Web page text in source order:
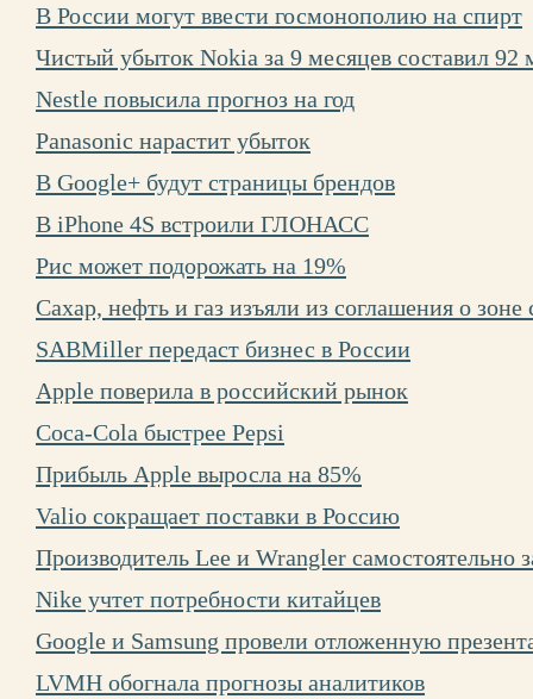
В России могут ввести госмонополию на спирт
Чистый убыток Nokia за 9 месяцев составил 92
Nestle повысила прогноз на год
Panasonic нарастит убыток
В Google+ будут страницы брендов
В iPhone 4S встроили ГЛОНАСС
Рис может подорожать на 19%
Сахар, нефть и газ изъяли из соглашения о
SABMiller передаст бизнес в России
Apple поверила в российский рынок
Coca-Cola быстрее Pepsi
Прибыль Apple выросла на 85%
Valio сокращает поставки в Россию
Производитель Lee и Wrangler самостоятельно
Nike учтет потребности китайцев
Google и Samsung провели отложенную
LVMH обогнала прогнозы аналитиков